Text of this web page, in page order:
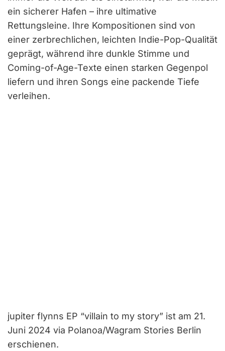
ein sicherer Hafen – ihre ultimative
Rettungsleine. Ihre Kompositionen sind von
einer zerbrechlichen, leichten Indie-Pop-Qualität
geprägt, während ihre dunkle Stimme und
Coming-of-Age-Texte einen starken Gegenpol
liefern und ihren Songs eine packende Tiefe
verleihen.
jupiter flynns EP “villain to my story” ist am 21.
Juni 2024 via Polanoa/Wagram Stories Berlin
erschienen.